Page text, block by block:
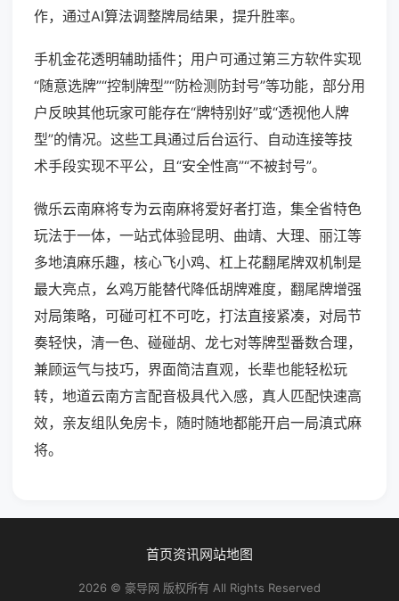
作，通过AI算法调整牌局结果，提升胜率。
手机金花透明辅助插件；用户可通过第三方软件实现
“随意选牌”“控制牌型”“防检测防封号”等功能，部分用
户反映其他玩家可能存在“牌特别好”或“透视他人牌
型”的情况。这些工具通过后台运行、自动连接等技
术手段实现不平公，且“安全性高”“不被封号”。
微乐云南麻将专为云南麻将爱好者打造，集全省特色
玩法于一体，一站式体验昆明、曲靖、大理、丽江等
多地滇麻乐趣，核心飞小鸡、杠上花翻尾牌双机制是
最大亮点，幺鸡万能替代降低胡牌难度，翻尾牌增强
对局策略，可碰可杠不可吃，打法直接紧凑，对局节
奏轻快，清一色、碰碰胡、龙七对等牌型番数合理，
兼顾运气与技巧，界面简洁直观，长辈也能轻松玩
转，地道云南方言配音极具代入感，真人匹配快速高
效，亲友组队免房卡，随时随地都能开启一局滇式麻
将。
首页资讯网站地图
2026 © 豪导网 版权所有 All Rights Reserved